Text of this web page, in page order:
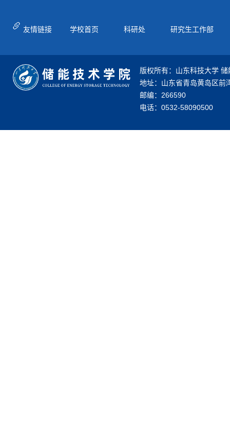
友情链接 学校首页 科研处 研究生工作部
版权所有：山东科技大学
地址：山东省青岛黄岛区前
邮编：266590
电话：0532-58090500